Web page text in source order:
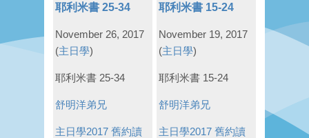
耶利米書 25-34
November 26, 2017
(主日學)
耶利米書 25-34
舒明洋弟兄
主日學2017 舊約讀
耶利米書 15-24
November 19, 2017
(主日學)
耶利米書 15-24
舒明洋弟兄
主日學2017 舊約讀